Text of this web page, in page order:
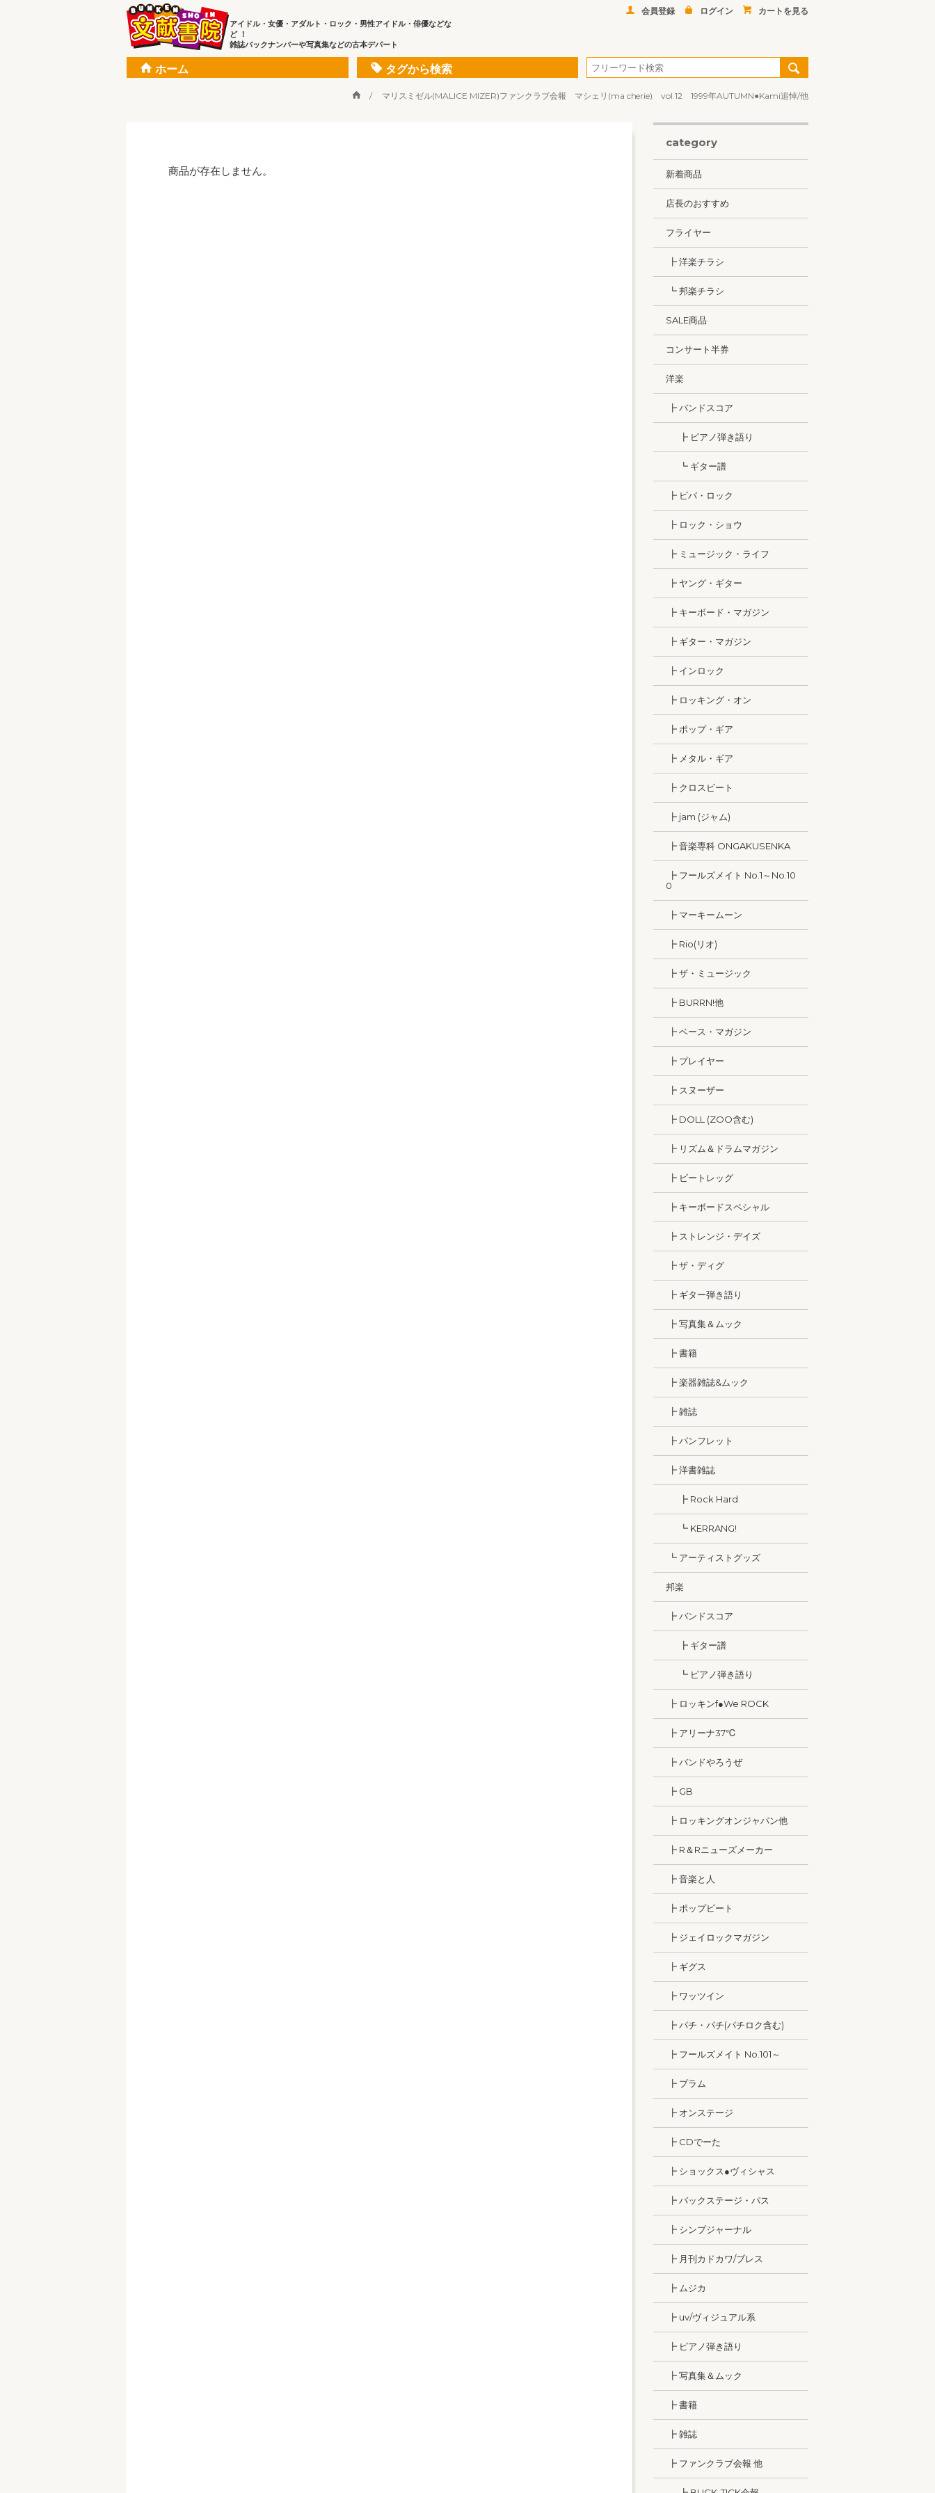
アイドル・女優・アダルト・ロック・男性アイドル・俳優などな
ど ！
雑誌バックナンバーや写真集などの古本デパート
会員登録 ログイン カートを見る
ホーム タグから検索
マリスミゼル(MALICE MIZER)ファンクラブ会報 マシェリ(ma cherie) vol.12 1999年AUTUMN●Kami追悼/他
商品が存在しません。
category
新着商品
店長のおすすめ
フライヤー
┣ 洋楽チラシ
┗ 邦楽チラシ
SALE商品
コンサート半券
洋楽
┣ バンドスコア
┣ ピアノ弾き語り
┗ ギター譜
┣ ビバ・ロック
┣ ロック・ショウ
┣ ミュージック・ライフ
┣ ヤング・ギター
┣ キーボード・マガジン
┣ ギター・マガジン
┣ インロック
┣ ロッキング・オン
┣ ポップ・ギア
┣ メタル・ギア
┣ クロスビート
┣ jam (ジャム)
┣ 音楽専科 ONGAKUSENKA
┣ フールズメイト No.1～No.10
0
┣ マーキームーン
┣ Rio(リオ)
┣ ザ・ミュージック
┣ BURRN!他
┣ ベース・マガジン
┣ プレイヤー
┣ スヌーザー
┣ DOLL (ZOO含む)
┣ リズム＆ドラムマガジン
┣ ビートレッグ
┣ キーボードスペシャル
┣ ストレンジ・デイズ
┣ ザ・ディグ
┣ ギター弾き語り
┣ 写真集＆ムック
┣ 書籍
┣ 楽器雑誌&ムック
┣ 雑誌
┣ パンフレット
┣ 洋書雑誌
┣ Rock Hard
┗ KERRANG!
┗ アーティストグッズ
邦楽
┣ バンドスコア
┣ ギター譜
┗ ピアノ弾き語り
┣ ロッキンf●We ROCK
┣ アリーナ37℃
┣ バンドやろうぜ
┣ GB
┣ ロッキングオンジャパン他
┣ R＆Rニューズメーカー
┣ 音楽と人
┣ ポップビート
┣ ジェイロックマガジン
┣ ギグス
┣ ワッツイン
┣ パチ・パチ(パチロク含む)
┣ フールズメイト No.101～
┣ プラム
┣ オンステージ
┣ CDでーた
┣ ショックス●ヴィシャス
┣ バックステージ・パス
┣ シンプジャーナル
┣ 月刊カドカワ/ブレス
┣ ムジカ
┣ uv/ヴィジュアル系
┣ ピアノ弾き語り
┣ 写真集＆ムック
┣ 書籍
┣ 雑誌
┣ ファンクラブ会報 他